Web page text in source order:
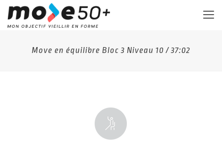
Move en équilibre Bloc 3 Niveau 10 / 37:02